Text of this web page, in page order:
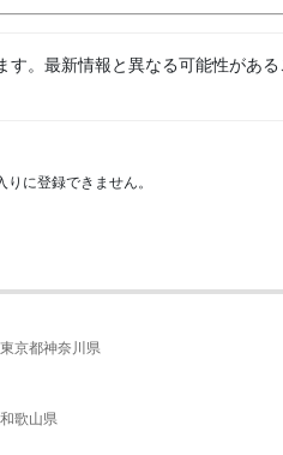
。最新情報と異なる可能性があ
に登録できません。
東京都神奈川県
和歌山県